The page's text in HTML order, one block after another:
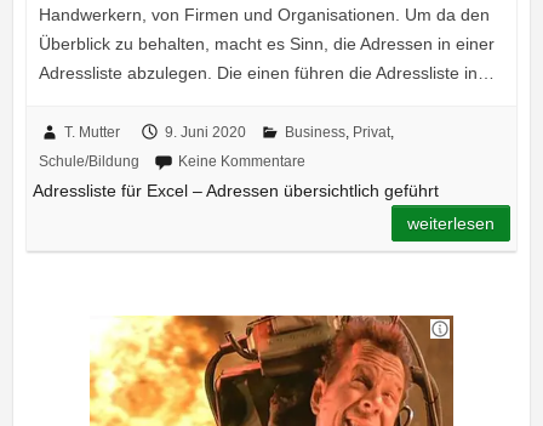
Handwerkern, von Firmen und Organisationen. Um da den
Überblick zu behalten, macht es Sinn, die Adressen in einer
Adressliste abzulegen. Die einen führen die Adressliste in…
T. Mutter 9. Juni 2020 Business, Privat,
Schule/Bildung
Keine Kommentare
Adressliste für Excel – Adressen übersichtlich geführt
weiterlesen